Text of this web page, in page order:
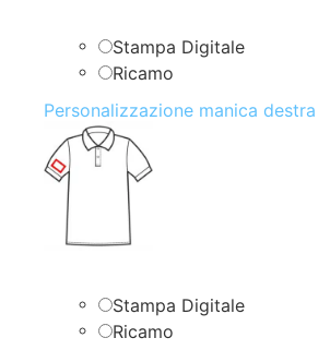
Stampa Digitale
Ricamo
Personalizzazione manica destra
Stampa Digitale
Ricamo